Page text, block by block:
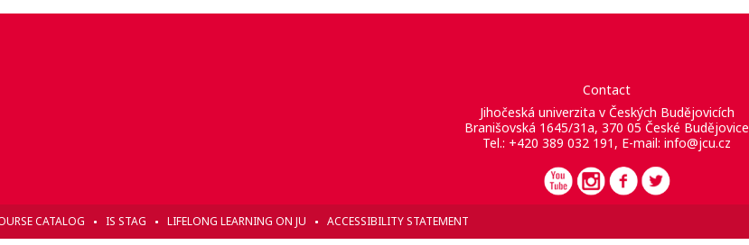
Contact
Jihočeská univerzita v Českých Budějovicích
Branišovská 1645/31a, 370 05 České Budějovice
Tel.: +420 389 032 191, E-mail: info@jcu.cz
CATALOG IS STAG LIFELONG LEARNING ON JU ACCESSIBILITY STATEMENT